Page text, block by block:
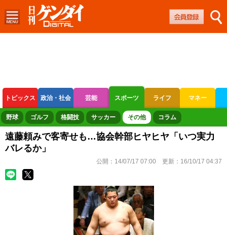
トピックス 政治・社会 芸能 スポーツ ライフ マネー
ボートレース 競輪 オートレース
野球 ゴルフ 格闘技 サッカー その他 コラム
遠藤頼みで客寄せも…協会幹部ヒヤヒヤ「いつ実力
バレるか」
公開： 14/07/17 07:00 更新： 16/10/17 04:37